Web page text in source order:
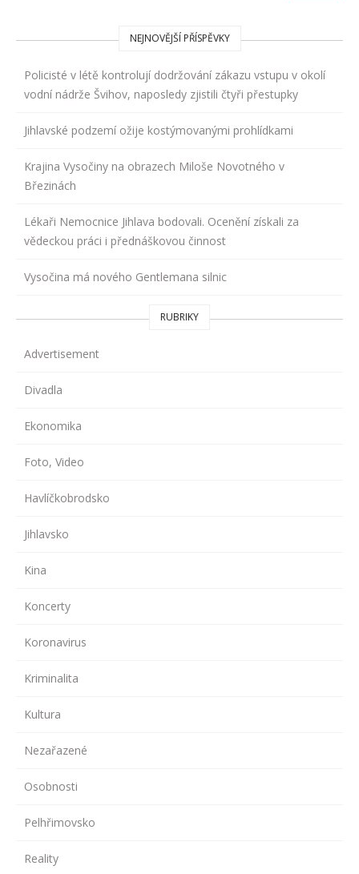
NEJNOVĚJŠÍ PŘÍSPĚVKY
Policisté v létě kontrolují dodržování zákazu vstupu v okolí
vodní nádrže Švihov, naposledy zjistili čtyři přestupky
Jihlavské podzemí ožije kostýmovanými prohlídkami
Krajina Vysočiny na obrazech Miloše Novotného v
Březinách
Lékaři Nemocnice Jihlava bodovali. Ocenění získali za
vědeckou práci i přednáškovou činnost
Vysočina má nového Gentlemana silnic
RUBRIKY
Advertisement
Divadla
Ekonomika
Foto, Video
Havlíčkobrodsko
Jihlavsko
Kina
Koncerty
Koronavirus
Kriminalita
Kultura
Nezařazené
Osobnosti
Pelhřimovsko
Reality